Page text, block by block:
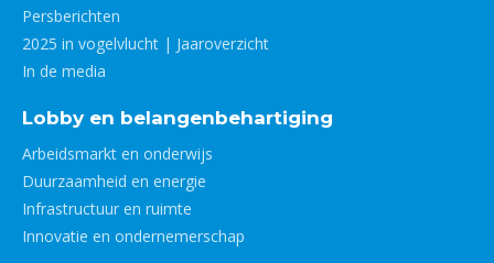
Persberichten
2025 in vogelvlucht | Jaaroverzicht
In de media
Lobby en belangenbehartiging
Arbeidsmarkt en onderwijs
Duurzaamheid en energie
Infrastructuur en ruimte
Innovatie en ondernemerschap